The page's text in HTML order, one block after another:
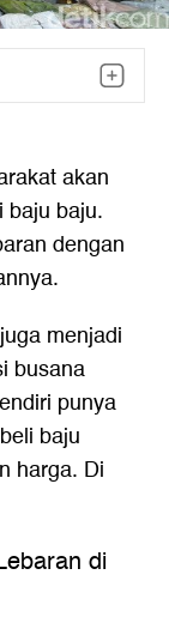
akan
baju baju.
dengan
menjadi
busana
punya
baju
harga. Di
di